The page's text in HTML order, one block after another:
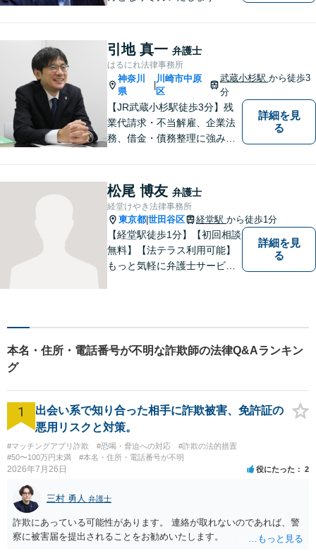
すのでまずはお気軽にご相談
ください。
引地 真一 弁護士
はるにれ法律事務所
神奈川
県
川崎市中原
区
武蔵小杉駅 から徒歩3
分
【JR武蔵小杉駅徒歩3分】残
業代請求・不当解雇、企業法
務、借金・債務整理に強み。
も残業代の回収経験アリ。お
電話、メール関わらず素早い
レスポンスを心がけていま
す。【初回の面談無料】【営
業時間外や土日の相談も可】
詳細を見
る
松尾 博友 弁護士
経堂けやき法律事務所
東京都 世田谷区 経堂駅 から徒歩1分
【経堂駅徒歩1分】【初回相談
無料】【法テラス利用可能】
もっと気軽に弁護士サービス
生活の法的トラブルは、基本
的にどのようなことでもご相
談に応じます。お気軽にご相
詳細を見
る
本名・住所・電話番号が不明な詐欺師の法律Q&Aランキン
グ
1
出会い系で知り合った相手に詐欺被害、免許証の
悪用リスクと対策。
#マッチングアプリ詐欺 #恐喝・脅迫への対応
#詐欺の法的措置
#50〜100万円未満
#本名・住所・電話番号が不明
2026年7月26日 役にたった 2
三村 勇人 弁護士
詐欺にあっている可能性があります。 連絡が取れないのであれば、警
察に被害届を提出されることをお勧めいたします。